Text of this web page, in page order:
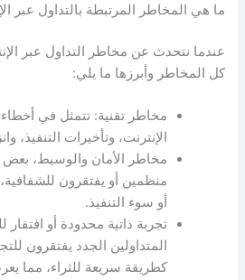
ما هي المخاطر المرتبطة بالتداول عبر
عندما نتحدث عن مخاطر التداول عبر
كل المخاطر وأبرزها ما يلي:
مخاطر تقنية: تتمثل في أخطاء
الإنترنت، وتأخيرات التنفيذ،
مخاطر الأمان والوسيط، بعض
منظمين أو يفتقرون للشفافية،
أو سوء التنفيذ.
تجربة ذاتية محدودة أو افتقار
المتداولين الجدد يفتقرون
كطريقة سريعة للثراء، مما